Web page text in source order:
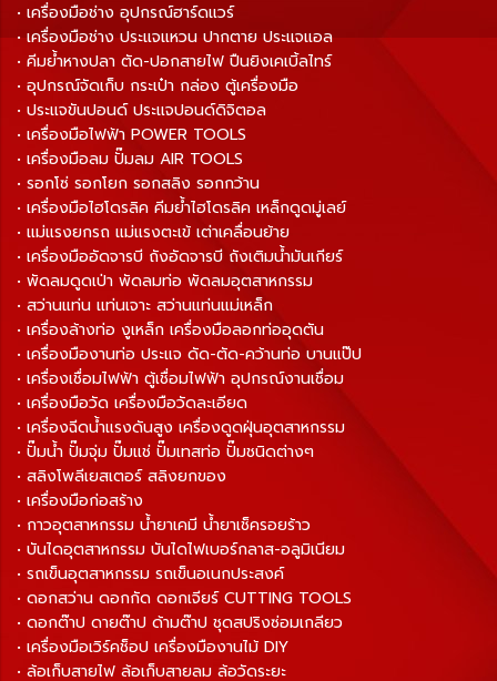
• เครื่องมือช่าง อุปกรณ์ฮาร์ดแวร์
• เครื่องมือช่าง ประแจแหวน ปากตาย ประแจแอล
• คีมย้ำหางปลา ตัด-ปอกสายไฟ ปืนยิงเคเบิ้ลไทร์
• อุปกรณ์จัดเก็บ กระเป๋า กล่อง ตู้เครื่องมือ
• ประแจขันปอนด์ ประแจปอนด์ดิจิตอล
• เครื่องมือไฟฟ้า POWER TOOLS
• เครื่องมือลม ปั๊มลม AIR TOOLS
• รอกโซ่ รอกโยก รอกสลิง รอกกว้าน
• เครื่องมือไฮโดรลิค คีมย้ำไฮโดรลิค เหล็กดูดมู่เลย์
• แม่แรงยกรถ แม่แรงตะเข้ เต่าเคลื่อนย้าย
• เครื่องมืออัดจารบี ถังอัดจารบี ถังเติมน้ำมันเกียร์
• พัดลมดูดเป่า พัดลมท่อ พัดลมอุตสาหกรรม
• สว่านแท่น แท่นเจาะ สว่านแท่นแม่เหล็ก
• เครื่องล้างท่อ งูเหล็ก เครื่องมือลอกท่ออุดตัน
• เครื่องมืองานท่อ ประแจ ดัด-ตัด-คว้านท่อ บานแป๊ป
• เครื่องเชื่อมไฟฟ้า ตู้เชื่อมไฟฟ้า อุปกรณ์งานเชื่อม
• เครื่องมือวัด เครื่องมือวัดละเอียด
• เครื่องฉีดน้ำแรงดันสูง เครื่องดูดฝุ่นอุตสาหกรรม
• ปั๊มน้ำ ปั๊มจุ่ม ปั๊มแช่ ปั๊มเทสท่อ ปั๊มชนิดต่างๆ
• สลิงโพลีเยสเตอร์ สลิงยกของ
• เครื่องมือก่อสร้าง
• กาวอุตสาหกรรม น้ำยาเคมี น้ำยาเช็ครอยร้าว
• บันไดอุตสาหกรรม บันไดไฟเบอร์กลาส-อลูมิเนียม
• รถเข็นอุตสาหกรรม รถเข็นอเนกประสงค์
• ดอกสว่าน ดอกกัด ดอกเจียร์ CUTTING TOOLS
• ดอกต๊าป ดายต๊าป ด้ามต๊าป ชุดสปริงซ่อมเกลียว
• เครื่องมือเวิร์คช็อป เครื่องมืองานไม้ DIY
• ล้อเก็บสายไฟ ล้อเก็บสายลม ล้อวัดระยะ